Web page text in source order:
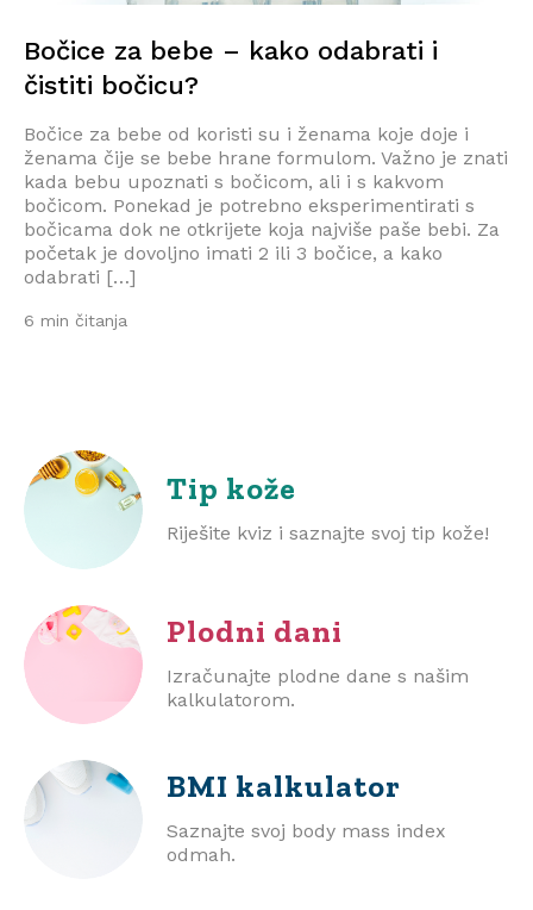
Bočice za bebe – kako odabrati i
čistiti bočicu?
Bočice za bebe od koristi su i ženama koje doje i
ženama čije se bebe hrane formulom. Važno je znati
kada bebu upoznati s bočicom, ali i s kakvom
bočicom. Ponekad je potrebno eksperimentirati s
bočicama dok ne otkrijete koja najviše paše bebi. Za
početak je dovoljno imati 2 ili 3 bočice, a kako
odabrati […]
6 min čitanja
Tip kože
Riješite kviz i saznajte svoj tip kože!
Plodni dani
Izračunajte plodne dane s našim
kalkulatorom.
BMI kalkulator
Saznajte svoj body mass index
odmah.